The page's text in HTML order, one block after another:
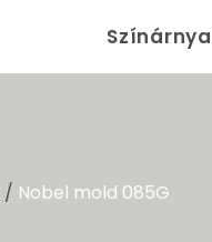
/ Nobel mold 085G